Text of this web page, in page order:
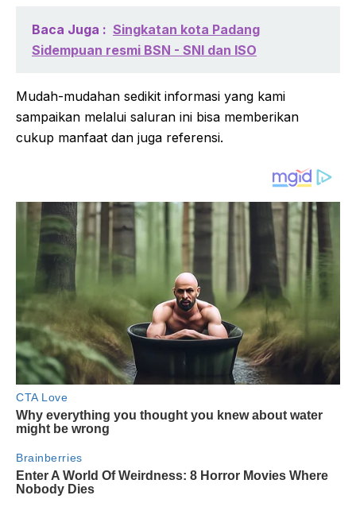
Baca Juga : Singkatan kota Padang
Sidempuan resmi BSN - SNI dan ISO
Mudah-mudahan sedikit informasi yang kami
sampaikan melalui saluran ini bisa memberikan
cukup manfaat dan juga referensi.